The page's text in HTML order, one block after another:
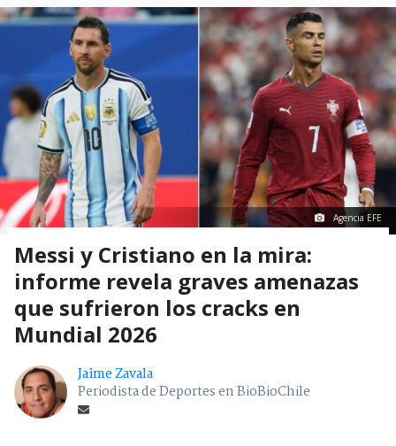
Agencia EFE
Messi y Cristiano en la mira:
informe revela graves amenazas
que sufrieron los cracks en
Mundial 2026
Jaime Zavala
Periodista de Deportes en BioBioChile